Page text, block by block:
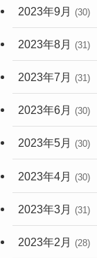
2023年9月 (30)
2023年8月 (31)
2023年7月 (31)
2023年6月 (30)
2023年5月 (30)
2023年4月 (30)
2023年3月 (31)
2023年2月 (28)